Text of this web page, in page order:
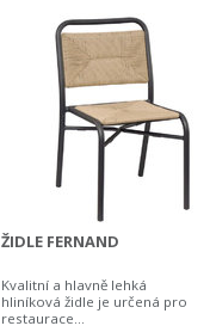
ŽIDLE FERNAND
Kvalitní a hlavně lehká
hliníková židle je určená pro
restaurace...